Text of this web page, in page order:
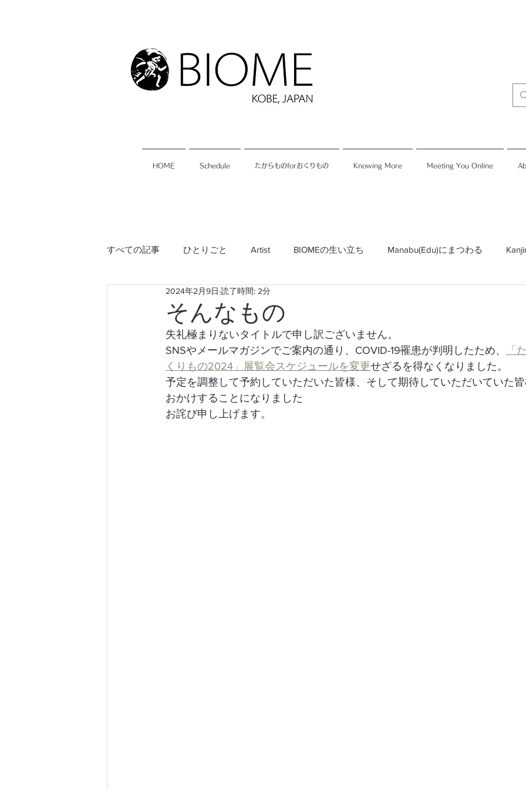
HOME Schedule たからものforおくりもの Knowing More Meeting You Online
すべての記事 ひとりごと Artist BIOMEの生い立ち Manabu(Edu)にまつわる
神戸のこと たからものforおくりもの2020
たからものforおくりもの2022 たからものforおくりもの2024 たからものforおくりもの
そんなもの
2024年2月9日 読了時間: 2分
失礼極まりないタイトルで申し訳ございません。
SNSやメールマガジンでご案内の通り、COVID-19罹患が判明したため、
「
くりもの2024」展覧会スケジュールを変更せざるを得なくなりました。
予定を調整して予約していただいた皆様、そして期待していただいていた
おかけすることになりました
お詫び申し上げます。